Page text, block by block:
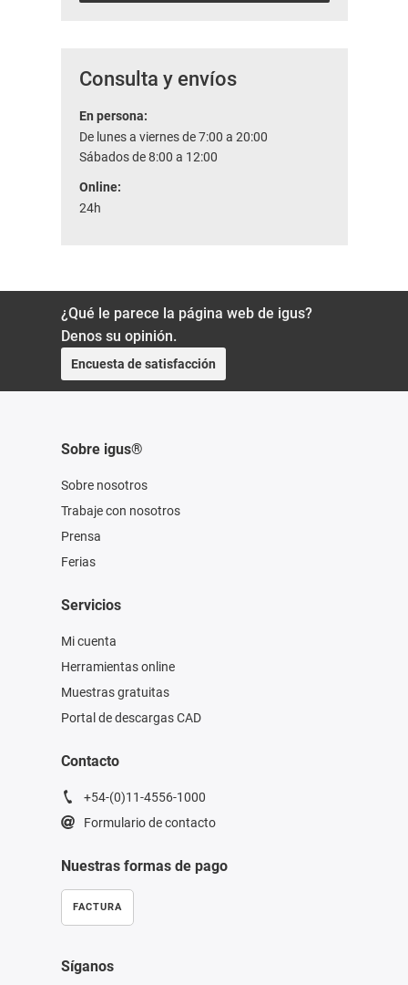
Consulta y envíos
En persona:
De lunes a viernes de 7:00 a 20:00
Sábados de 8:00 a 12:00
Online:
24h
¿Qué le parece la página web de igus?
Denos su opinión.
Encuesta de satisfacción
Sobre igus®
Sobre nosotros
Trabaje con nosotros
Prensa
Ferias
Servicios
Mi cuenta
Herramientas online
Muestras gratuitas
Portal de descargas CAD
Contacto
+54-(0)11-4556-1000
Formulario de contacto
Nuestras formas de pago
FACTURA
Síganos